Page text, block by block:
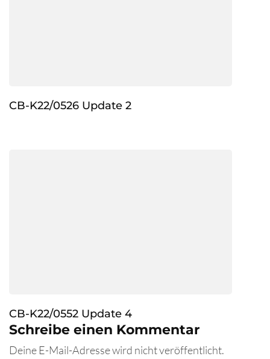
CB-K22/0526 Update 2
CB-K22/0552 Update 4
Schreibe einen Kommentar
Deine E-Mail-Adresse wird nicht veröffentlicht.